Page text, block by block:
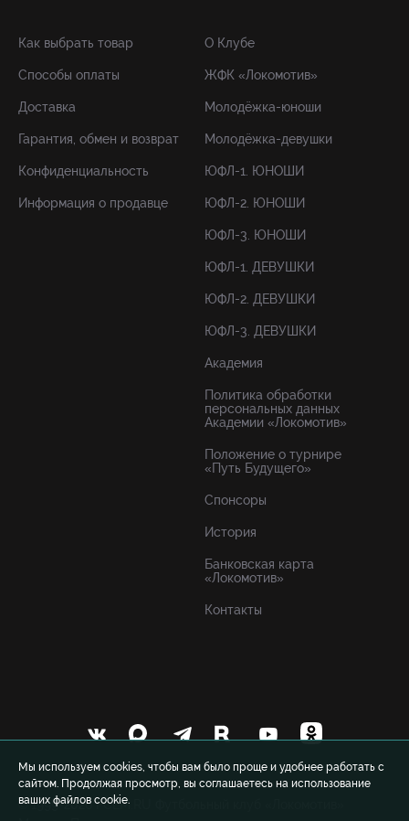
Мы используем cookies, чтобы вам было проще и удобнее работать с
сайтом. Продолжая просмотр, вы соглашаетесь на использование
ваших файлов cookie.
Как выбрать товар
Способы оплаты
Доставка
Гарантия, обмен и возврат
Конфиденциальность
Информация о продавце
О Клубе
ЖФК «Локомотив»
Молодёжка-юноши
Молодёжка-девушки
ЮФЛ-1. ЮНОШИ
ЮФЛ-2. ЮНОШИ
ЮФЛ-3. ЮНОШИ
ЮФЛ-1. ДЕВУШКИ
ЮФЛ-2. ДЕВУШКИ
ЮФЛ-3. ДЕВУШКИ
Академия
Политика обработки
персональных данных
Академии «Локомотив»
Положение о турнире
«Путь Будущего»
Спонсоры
История
Банковская карта
«Локомотив»
Контакты
© 1999-2026 FCLM.RU Футбольный клуб «Локомотив»